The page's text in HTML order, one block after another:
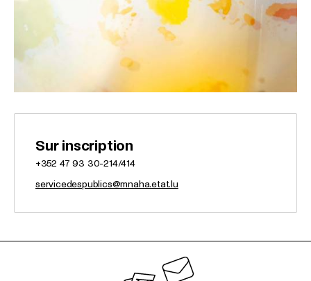
Sur inscription
+352 47 93 30-214/414
servicedespublics@mnaha.etat.lu